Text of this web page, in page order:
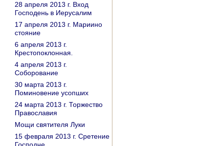
28 апреля 2013 г. Вход
Господень в Иерусалим
17 апреля 2013 г. Мариино
стояние
6 апреля 2013 г.
Крестопоклонная.
4 апреля 2013 г.
Соборование
30 марта 2013 г.
Поминовение усопших
24 марта 2013 г. Торжество
Православия
Мощи святителя Луки
15 февраля 2013 г. Сретение